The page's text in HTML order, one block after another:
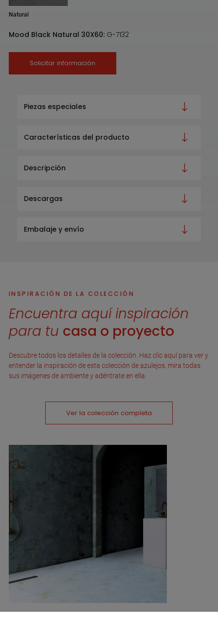
Natural
Mood Black Natural 30X60: G-7132
Solicitar información
Piezas especiales
Características del producto
Descripción
Descargas
Embalaje y envío
INSPIRACIÓN DE LA COLECCIÓN
Encuentra aquí inspiración
para tu casa o proyecto
Descubre todos los detalles de la colección. Haz clic aquí para ver y
entender la inspiración de esta colección de azulejos, mira todas
sus imágenes de ambiente y adéntrate en ella.
Ver la colección completa